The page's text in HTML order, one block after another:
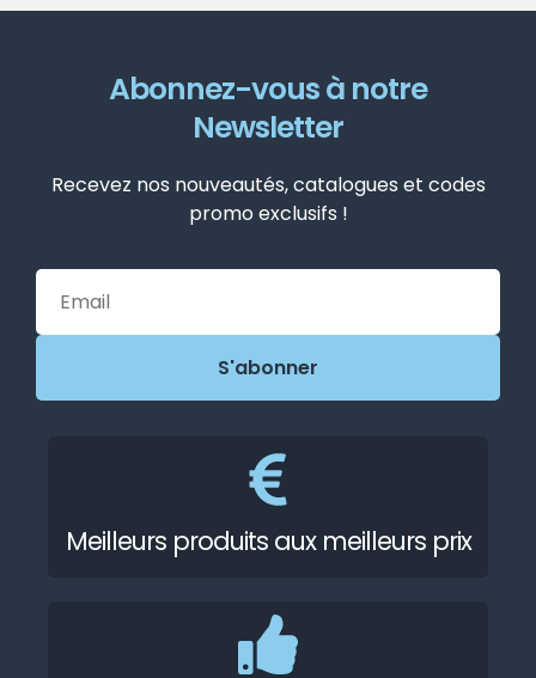
Abonnez-vous à notre
Newsletter
Recevez nos nouveautés, catalogues et codes
promo exclusifs !
Meilleurs produits aux meilleurs prix